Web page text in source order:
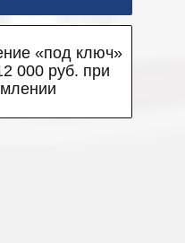
«под ключ»
000 руб. при